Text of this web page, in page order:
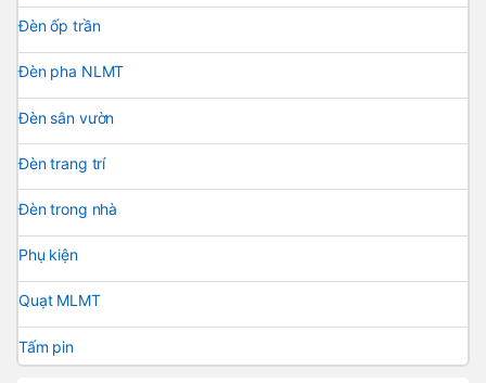
Đèn ốp trần
Đèn pha NLMT
Đèn sân vườn
Đèn trang trí
Đèn trong nhà
Phụ kiện
Quạt MLMT
Tấm pin